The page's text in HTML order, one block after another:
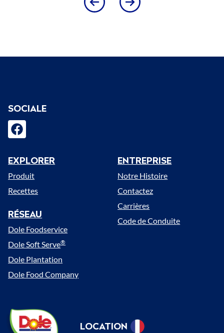
Dole
Sunshine
LOCATION
Menu
EXPLORER
Produit
Recettes
RÉSEAU
Dole Foodservice
Dole Soft Serve®
Dole Plantation
Dole Food Company
ENTREPRISE
Notre Histoire
Contactez
Carrières
Code de Conduite
SOCIALE
facebook